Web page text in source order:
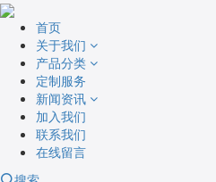
首页
关于我们
产品分类
定制服务
新闻资讯
加入我们
联系我们
在线留言